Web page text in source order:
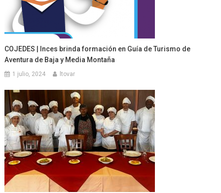
COJEDES | Inces brinda formación en Guía de Turismo de
Aventura de Baja y Media Montaña
1 julio, 2024 ltovar